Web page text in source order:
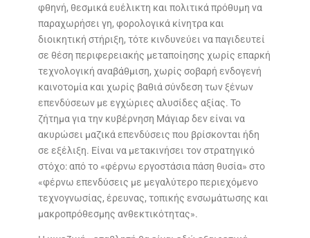
φθηνή, θεσμικά ευέλικτη και πολιτικά πρόθυμη να
παραχωρήσει γη, φορολογικά κίνητρα και
διοικητική στήριξη, τότε κινδυνεύει να παγιδευτεί
σε θέση περιφερειακής μεταποίησης χωρίς επαρκή
τεχνολογική αναβάθμιση, χωρίς σοβαρή ενδογενή
καινοτομία και χωρίς βαθιά σύνδεση των ξένων
επενδύσεων με εγχώριες αλυσίδες αξίας. Το
ζήτημα για την κυβέρνηση Μάγιαρ δεν είναι να
ακυρώσει μαζικά επενδύσεις που βρίσκονται ήδη
σε εξέλιξη. Είναι να μετακινήσει τον στρατηγικό
στόχο: από το «φέρνω εργοστάσια πάση θυσία» στο
«φέρνω επενδύσεις με μεγαλύτερο περιεχόμενο
τεχνογνωσίας, έρευνας, τοπικής ενσωμάτωσης και
μακροπρόθεσμης ανθεκτικότητας».